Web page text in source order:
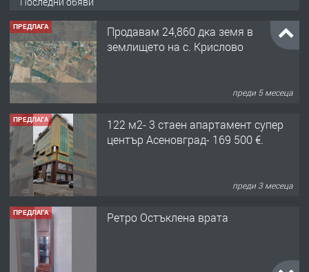
ПРЕДЛАГА
Продавам 24,860 дка земя в
землището на с. Крислово
преди 5 месеца
ПРЕДЛАГА
122 м2- 3 стаен апартамент супер
център Асеновград- 169 500 €.
преди 3 месеца
ПРЕДЛАГА Ретро Остъклена врата